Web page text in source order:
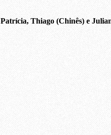
Patrícia, Thiago (Chinês) e